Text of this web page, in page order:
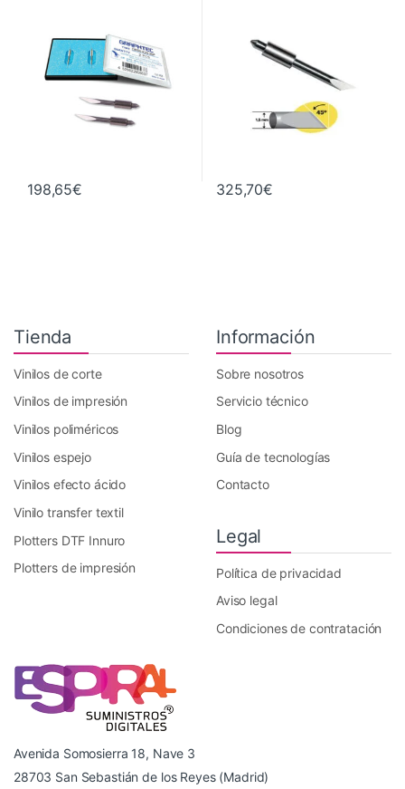
198,65€ 325,70€
Tienda
Vinilos de corte
Vinilos de impresión
Vinilos poliméricos
Vinilos espejo
Vinilos efecto ácido
Vinilo transfer textil
Plotters DTF Innuro
Plotters de impresión
Información
Sobre nosotros
Servicio técnico
Blog
Guía de tecnologías
Contacto
Legal
Política de privacidad
Aviso legal
Condiciones de contratación
Avenida Somosierra 18, Nave 3
28703 San Sebastián de los Reyes (Madrid)